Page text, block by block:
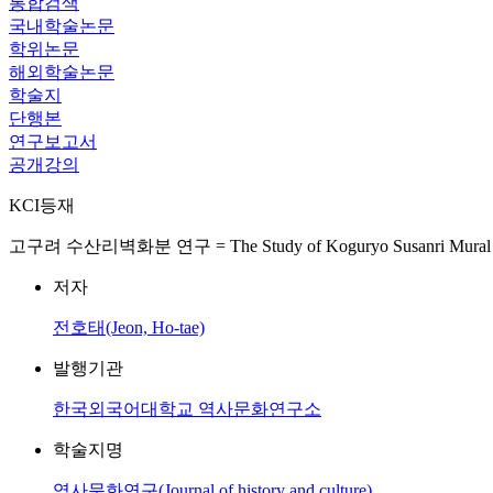
국내학술논문
학위논문
해외학술논문
학술지
단행본
연구보고서
공개강의
KCI등재
고구려 수산리벽화분 연구 = The Study of Koguryo Susanri Mural
저자
전호태(Jeon, Ho-tae)
발행기관
한국외국어대학교 역사문화연구소
학술지명